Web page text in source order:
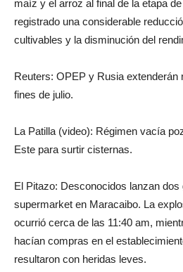
maíz y el arroz al final de la etapa
registrado una considerable
cultivables y la disminución del
Reuters: OPEP y Rusia extenderán
fines de julio.
La Patilla (video): Régimen vacía
Este para surtir cisternas.
El Pitazo: Desconocidos lanzan dos
supermarket en Maracaibo. La
ocurrió cerca de las 11:40 am,
hacían compras en el
resultaron con heridas leves.